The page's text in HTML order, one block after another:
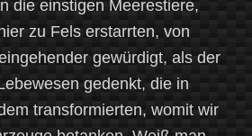
die einstigen Meerestiere,
zu Fels erstarrten, von
gewürdigt, als der
gedenkt, die in
transformierten, womit wir